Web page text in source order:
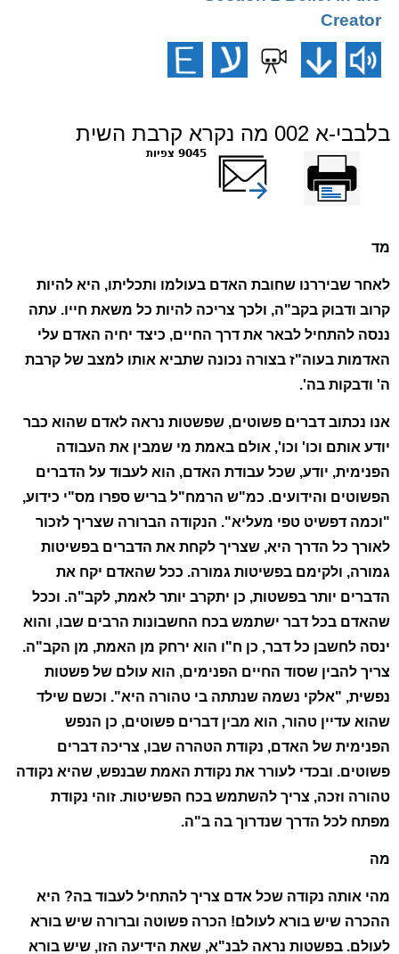
Creator
בלבבי-א 002 מה נקרא קרבת השית
9045 צפיות שלח דף במייל
מד
לאחר שביררנו שחובת האדם בעולמו ותכליתו, היא להיות
קרוב ודבוק בקב"ה, ולכך צריכה להיות כל משאת חייו. עתה
ננסה להתחיל לבאר את דרך החיים, כיצד יחיה האדם עלי
האדמות בעוה"ז בצורה נכונה שתביא אותו למצב של קרבת
ה' ודבקות בה'.
אנו נכתוב דברים פשוטים, שפשטות נראה לאדם שהוא כבר
יודע אותם וכו' וכו', אולם באמת מי שמבין את העבודה
הפנימית, יודע, שכל עבודת האדם, הוא לעבוד על הדברים
הפשוטים והידועים. כמ"ש הרמח"ל בריש ספרו מס"י כידוע,
"וכמה דפשיט טפי מעליא". הנקודה הברורה שצריך לזכור
לאורך כל הדרך היא, שצריך לקחת את הדברים בפשיטות
גמורה, ולקימם בפשיטות גמורה. ככל שהאדם יקח את
הדברים יותר בפשטות, כן יתקרב יותר לאמת, לקב"ה. וככל
שהאדם בכל דבר ישתמש בכח החשבונות הרבים שבו, והוא
ינסה לחשבן כל דבר, כן ח"ו הוא ירחק מן האמת, מן הקב"ה.
צריך להבין שסוד החיים הפנימים, הוא עולם של פשטות
נפשית, "אלקי נשמה שנתתה בי טהורה היא". וכשם שילד
שהוא עדיין טהור, הוא מבין דברים פשוטים, כן הנפש
הפנימית של האדם, נקודת הטהרה שבו, צריכה דברים
פשוטים. ובכדי לעורר את נקודת האמת שבנפש, שהיא נקודה
טהורה וזכה, צריך להשתמש בכח הפשיטות. זוהי נקודת
מפתח לכל הדרך שנדרוך בה ב"ה.
מה
מהי אותה נקודה שכל אדם צריך להתחיל לעבוד בה? היא
ההכרה שיש בורא לעולם! הכרה פשוטה וברורה שיש בורא
לעולם. בפשטות נראה לבנ"א, שאת הידיעה הזו, שיש בורא